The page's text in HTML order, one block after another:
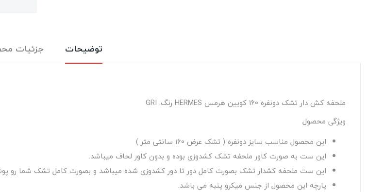
توضیحات جزئیات
ملحفه کش دار تشک دونفره 160 کویین هرمس HERMES رنگ: GRI
ویژگی محصول
این محصول مناسب سایز دونفره ( تشک عرض 160 سانتی متر )
این ست به صورت کاور ملحفه تشک کشدوزی بوده و بدون کاور لحاف میباشد.
این ست ملحفه کشدار تشک بصورت کامل دور تا دور کشدوزی شده میباشد و بصورت کامل تشک شما رو
پارچه این محصول از جنس میکرو پنبه می باشد.